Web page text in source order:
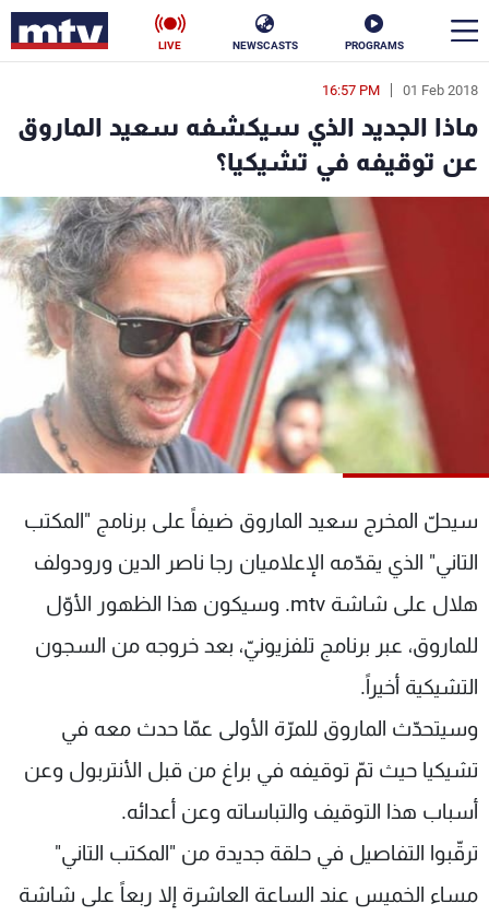
PROGRAMS
NEWSCASTS
LIVE
01 Feb 2018
16:57 PM
ماذا الجديد الذي سيكشفه سعيد الماروق
عن توقيفه في تشيكيا؟
سيحلّ المخرج سعيد الماروق ضيفاً على برنامج "المكتب
التاني" الذي يقدّمه الإعلاميان رجا ناصر الدين ورودولف
هلال على شاشة mtv. وسيكون هذا الظهور الأوّل
للماروق، عبر برنامج تلفزيونيّ، بعد خروجه من السجون
التشيكية أخيراً.
وسيتحدّث الماروق للمرّة الأولى عمّا حدث معه في
تشيكيا حيث تمّ توقيفه في براغ من قبل الأنتربول وعن
أسباب هذا التوقيف والتباساته وعن أعدائه.
ترقّبوا التفاصيل في حلقة جديدة من "المكتب التاني"
مساء الخميس عند الساعة العاشرة إلا ربعاً على شاشة
en
الأخبار
سياسة ناس
فن
رياضة
كأس العالم
البرامج
جدول البرامج
شاهد البرامج
عن MTV
الإنـتـاج
لاعلاناتكم
وظائف
تواصل معنا
شروط الإسـتخدام